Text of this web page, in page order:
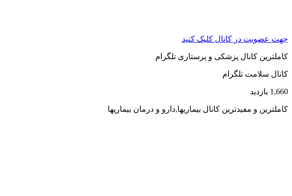
جهت عضویت در کانال کلیک کنید
کاملترین کانال پزشکی و پرستاری تلگرام
کانال سلامت تلگرام
1,660 بازدید
کاملترین و مفیدترین کانال بیماریها,دارو و درمان بیماریها